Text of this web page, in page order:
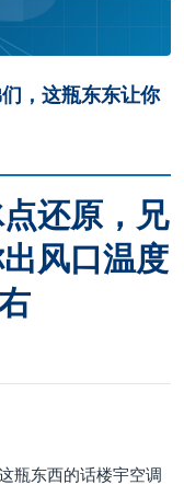
，这瓶东东让你
还原，兄
风口温度
瓶东西的话楼宇空调